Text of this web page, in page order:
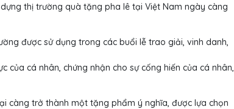
thị trường quà tặng pha lê tại Việt Nam ngày càng
được sử dụng trong các buổi lễ trao giải, vinh danh,
của cá nhân, chứng nhận cho sự cống hiến của cá nhân,
càng trở thành một tặng phẩm ý nghĩa, được lựa chọn